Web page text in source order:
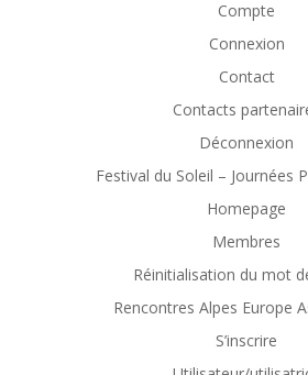
Compte
Connexion
Contact
Contacts
Déconnexion
Festival du Soleil – Journées
Homepage
Membres
Réinitialisation du mot
Rencontres Alpes Europe
S’inscrire